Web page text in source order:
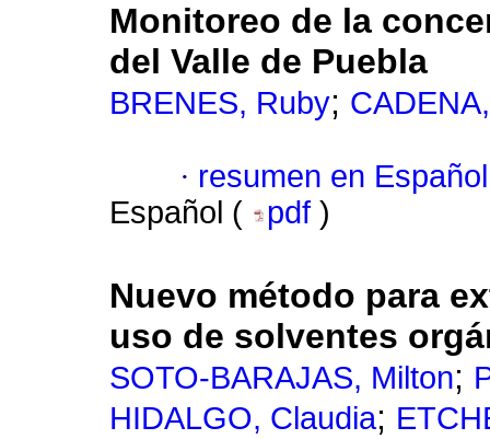
Monitoreo de la
del Valle de Puebla
BRENES, Ruby;
· resumen en Español
Español (
pdf )
Nuevo método para
uso de solventes
SOTO-BARAJAS, Milton;
HIDALGO, Claudia;